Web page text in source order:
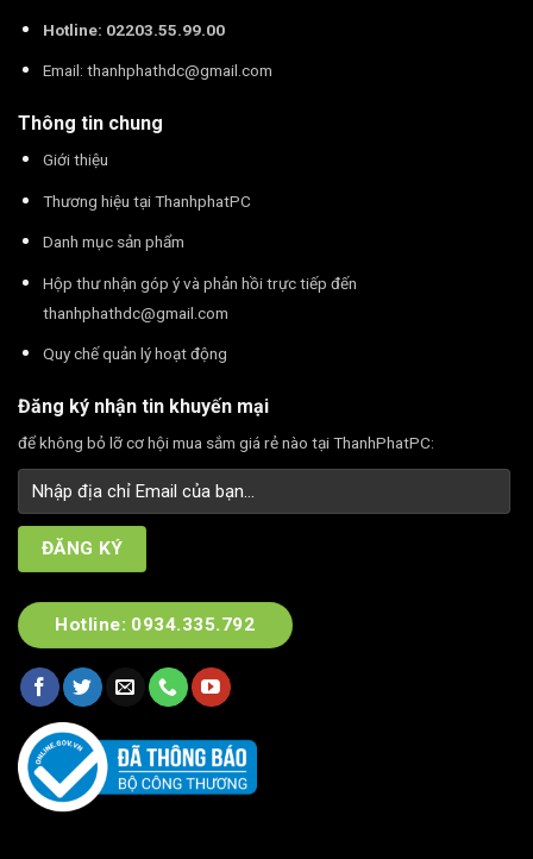
Hotline: 02203.55.99.00
Email: thanhphathdc@gmail.com
Thông tin chung
Giới thiệu
Thương hiệu tại ThanhphatPC
Danh mục sản phẩm
Hộp thư nhận góp ý và phản hồi trực tiếp đến
thanhphathdc@gmail.com
Quy chế quản lý hoạt động
Đăng ký nhận tin khuyến mại
để không bỏ lỡ cơ hội mua sắm giá rẻ nào tại ThanhPhatPC:
Hotline: 0934.335.792